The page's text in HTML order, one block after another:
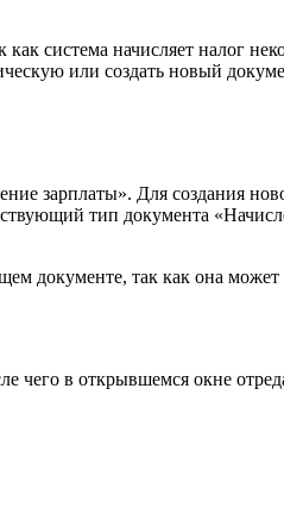
система начисляет налог
или создать новый
зарплаты». Для создания
тип документа
документе, так как она
чего в открывшемся окне